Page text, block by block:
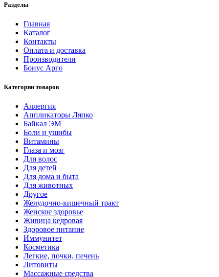
Разделы
Главная
Каталог
Контакты
Оплата и доставка
Производители
Бонус Арго
Категории товаров
Аллергия
Аппликаторы Ляпко
Байкал ЭМ
Боли и ушибы
Витамины
Глаза и мозг
Для волос
Для детей
Для дома и быта
Для животных
Другое
Желудочно-кишечный тракт
Женское здоровье
Живица кедровая
Здоровое питание
Иммунитет
Косметика
Легкие, почки, печень
Литовиты
Массажные средства